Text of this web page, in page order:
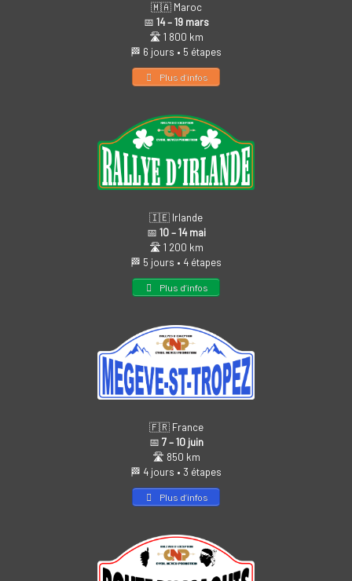
🇲🇦 Maroc
📅 14 – 19 mars
🛣️ 1 800 km
🏁 6 jours • 5 étapes
Plus d’infos
🇮🇪 Irlande
📅 10 – 14 mai
🛣️ 1 200 km
🏁 5 jours • 4 étapes
Plus d’infos
🇫🇷 France
📅 7 – 10 juin
🛣️ 850 km
🏁 4 jours • 3 étapes
Plus d’infos